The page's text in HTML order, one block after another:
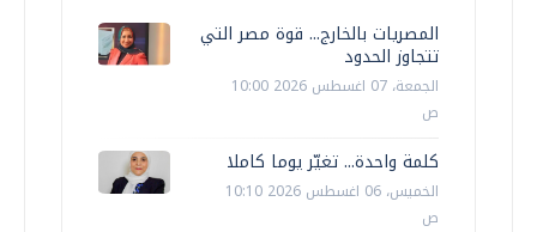
المصريات بالخارج... قوة مصر التي
تتجاوز الحدود
الجمعة، 07 اغسطس 2026 10:00
ص
كلمة واحدة... تغيّر يوما كاملا
الخميس، 06 اغسطس 2026 10:10
ص